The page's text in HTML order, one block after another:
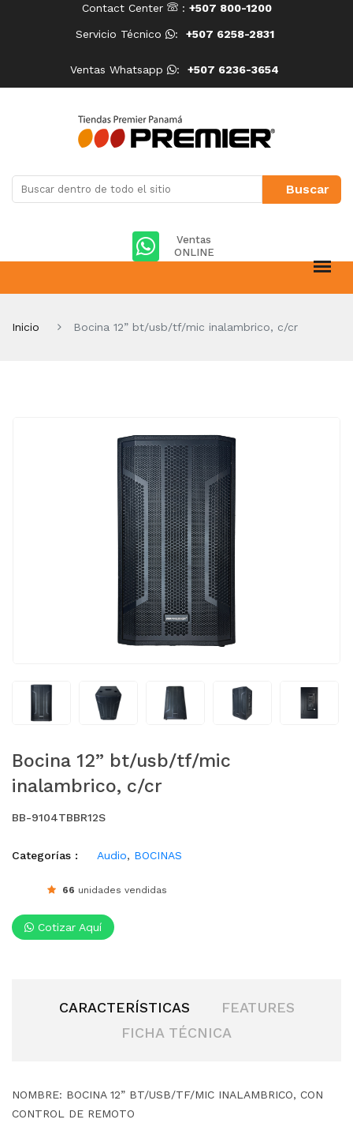
Contact Center : +507 800-1200
Servicio Técnico : +507 6258-2831
Ventas Whatsapp : +507 6236-3654
Ventas
ONLINE
Inicio Bocina 12” bt/usb/tf/mic inalambrico, c/cr
Bocina 12” bt/usb/tf/mic
inalambrico, c/cr
BB-9104TBBR12S
Categorías : Audio, BOCINAS
66 unidades vendidas
Cotizar Aquí
CARACTERÍSTICAS
FEATURES
FICHA TÉCNICA
NOMBRE: BOCINA 12” BT/USB/TF/MIC INALAMBRICO, CON
CONTROL DE REMOTO